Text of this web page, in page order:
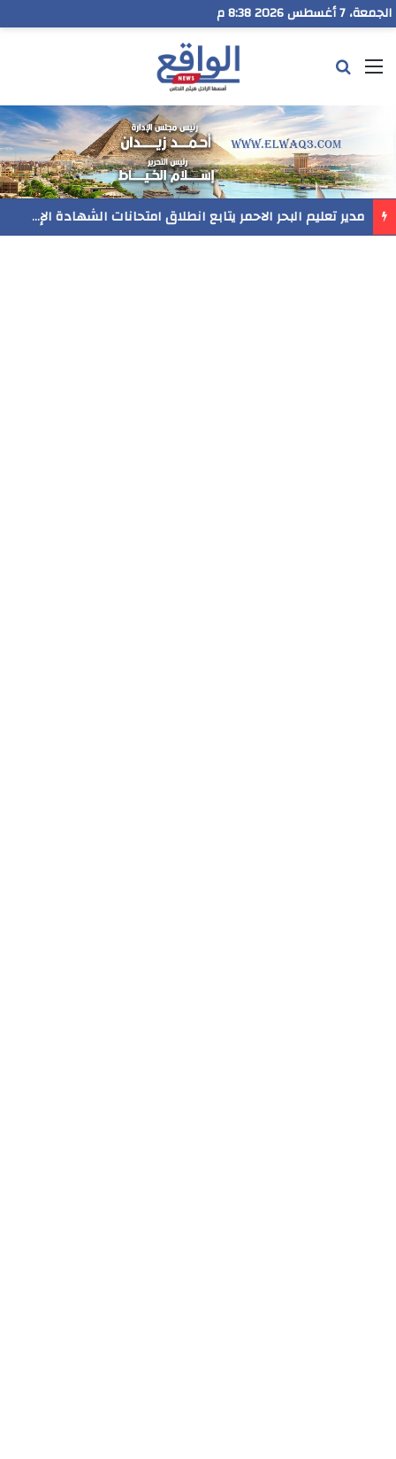
الجمعة، 7 أغسطس 2026 8:38 م
القائمة
مدير تعليم البحر الاحمر يتابع انطلاق امتحانات الشهادة الإعدادية ويؤكد: الانضباط